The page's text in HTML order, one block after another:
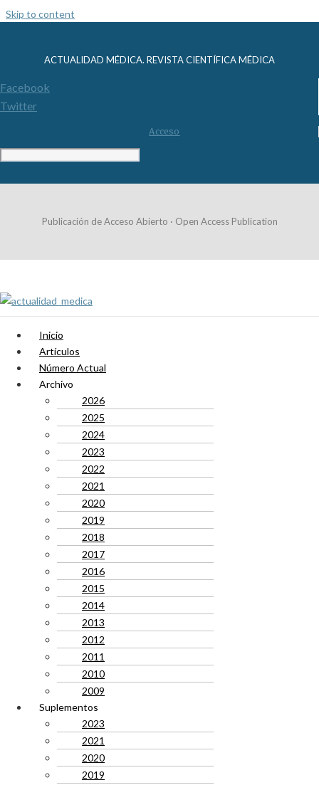
Skip to content
ACTUALIDAD MÉDICA. REVISTA CIENTÍFICA MÉDICA
Facebook
Twitter
Acceso
Publicación de Acceso Abierto · Open Access Publication
Inicio
Artículos
Número Actual
Archivo
2026
2025
2024
2023
2022
2021
2020
2019
2018
2017
2016
2015
2014
2013
2012
2011
2010
2009
Suplementos
2023
2021
2020
2019